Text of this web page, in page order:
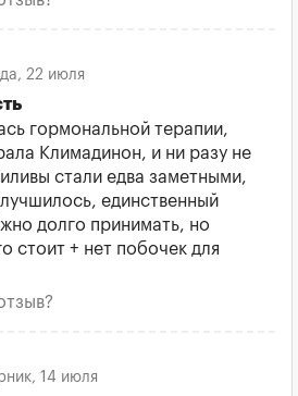
22 июля
гормональной терапии,
Климадинон, и ни разу не
стали едва заметными,
единственный
долго принимать, но
стоит + нет побочек для
14 июля